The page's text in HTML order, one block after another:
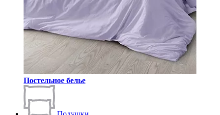
Постельное белье